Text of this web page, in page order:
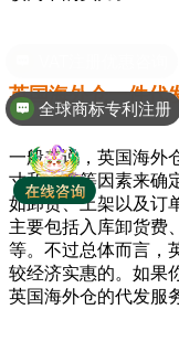
英国海外仓一件代
一般来说，英国海外
寸和价值等因素来确
如卸货、上架以及订
主要包括入库卸货费
等。不过总体而言，
较经济实惠的。如果
英国海外仓的代发服
全球商标专利注册